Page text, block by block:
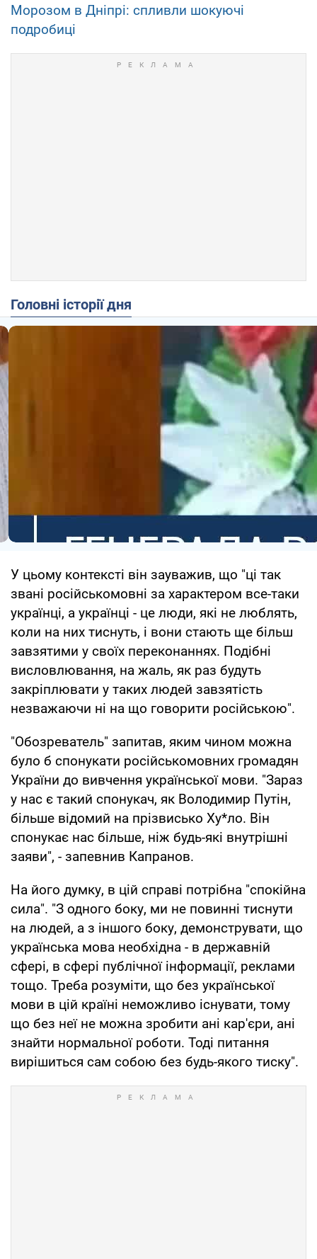
Морозом в Дніпрі: спливли шокуючі
подробиці
Головні історії дня
У цьому контексті він зауважив, що "ці так
звані російськомовні за характером все-таки
українці, а українці - це люди, які не люблять,
коли на них тиснуть, і вони стають ще більш
завзятими у своїх переконаннях. Подібні
висловлювання, на жаль, як раз будуть
закріплювати у таких людей завзятість
незважаючи ні на що говорити російською".
"Обозреватель" запитав, яким чином можна
було б спонукати російськомовних громадян
України до вивчення української мови. "Зараз
у нас є такий спонукач, як Володимир Путін,
більше відомий на прізвисько Ху*ло. Він
спонукає нас більше, ніж будь-які внутрішні
заяви", - запевнив Капранов.
На його думку, в цій справі потрібна "спокійна
сила". "З одного боку, ми не повинні тиснути
на людей, а з іншого боку, демонструвати, що
українська мова необхідна - в державній
сфері, в сфері публічної інформації, реклами
тощо. Треба розуміти, що без української
мови в цій країні неможливо існувати, тому
що без неї не можна зробити ані кар'єри, ані
знайти нормальної роботи. Тоді питання
вирішиться сам собою без будь-якого тиску".